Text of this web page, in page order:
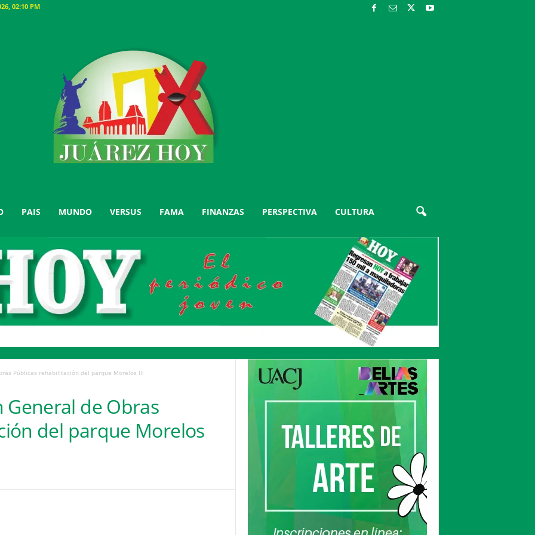
02:10 PM
PAIS MUNDO VERSUS FAMA FINANZAS PERSPECTIVA CULTURA
Públicas rehabilitación del parque Morelos III
General de Obras
del parque Morelos